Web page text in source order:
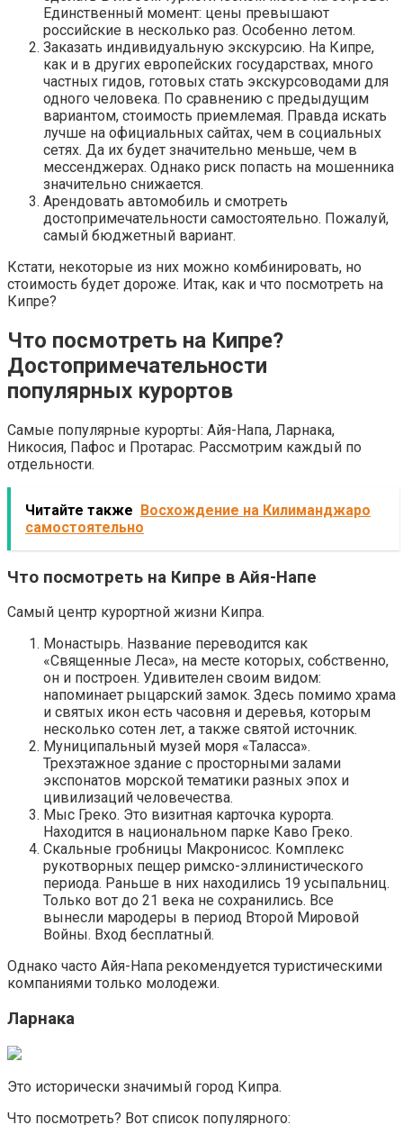
Единственный момент: цены превышают
российские в несколько раз. Особенно летом.
Заказать индивидуальную экскурсию. На Кипре,
как и в других европейских государствах, много
частных гидов, готовых стать экскурсоводами для
одного человека. По сравнению с предыдущим
вариантом, стоимость приемлемая. Правда искать
лучше на официальных сайтах, чем в социальных
сетях. Да их будет значительно меньше, чем в
мессенджерах. Однако риск попасть на мошенника
значительно снижается.
Арендовать автомобиль и смотреть
достопримечательности самостоятельно. Пожалуй,
самый бюджетный вариант.
Кстати, некоторые из них можно комбинировать, но
стоимость будет дороже. Итак, как и что посмотреть на
Кипре?
Что посмотреть на Кипре?
Достопримечательности
популярных курортов
Самые популярные курорты: Айя-Напа, Ларнака,
Никосия, Пафос и Протарас. Рассмотрим каждый по
отдельности.
Читайте также Восхождение на Килиманджаро
самостоятельно
Что посмотреть на Кипре в Айя-Напе
Самый центр курортной жизни Кипра.
Монастырь. Название переводится как
«Священные Леса», на месте которых, собственно,
он и построен. Удивителен своим видом:
напоминает рыцарский замок. Здесь помимо храма
и святых икон есть часовня и деревья, которым
несколько сотен лет, а также святой источник.
Муниципальный музей моря «Таласса».
Трехэтажное здание с просторными залами
экспонатов морской тематики разных эпох и
цивилизаций человечества.
Мыс Греко. Это визитная карточка курорта.
Находится в национальном парке Каво Греко.
Скальные гробницы Макронисос. Комплекс
рукотворных пещер римско-эллинистического
периода. Раньше в них находились 19 усыпальниц.
Только вот до 21 века не сохранились. Все
вынесли мародеры в период Второй Мировой
Войны. Вход бесплатный.
Однако часто Айя-Напа рекомендуется туристическими
компаниями только молодежи.
Ларнака
Это исторически значимый город Кипра.
Что посмотреть? Вот список популярного: